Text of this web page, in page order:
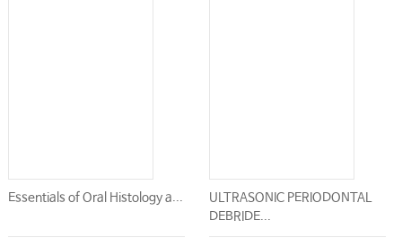
Essentials of Oral Histology a...
ULTRASONIC PERIODONTAL
DEBRIDE...